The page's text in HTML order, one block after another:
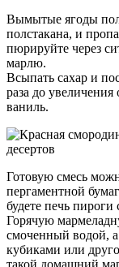
Вымытые ягоды
полстакана, и
пюрируйте через
марлю.
Всыпать сахар и
раза до
ваниль.
Готовую смесь
пергаментной
будете печь
Горячую
смоченный водой, а
кубиками или
такой домашний